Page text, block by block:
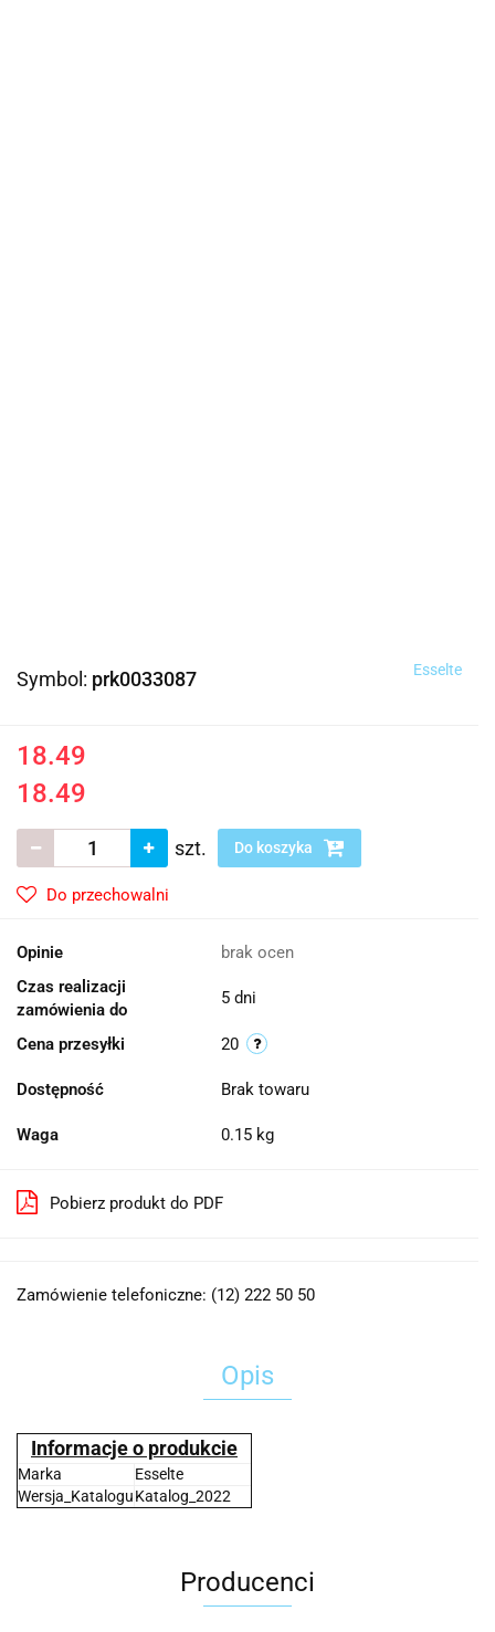
Symbol: prk0033087 Esselte
18.49
18.49
szt. Do koszyka
Do przechowalni
Opinie
brak ocen
Czas realizacji
zamówienia do
5 dni
Cena przesyłki 20
Dostępność Brak towaru
Waga 0.15 kg
Pobierz produkt do PDF
Zamówienie telefoniczne: (12) 222 50 50
Opis
Informacje o produkcie
Marka
Esselte
Wersja_KataloguKatalog_2022
Producenci